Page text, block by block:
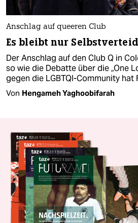
Anschlag auf queeren Club
Es bleibt nur
Der Anschlag auf den Club Q in
so wie die Debatte über die „One
gegen die LGBTQI-Community hat
Von Hengameh Yaghoobifarah